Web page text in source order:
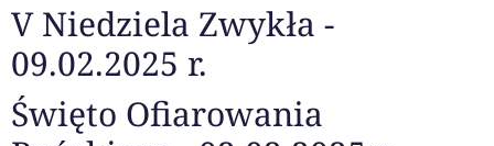
V Niedziela Zwykła -
09.02.2025 r.
Święto Ofiarowania